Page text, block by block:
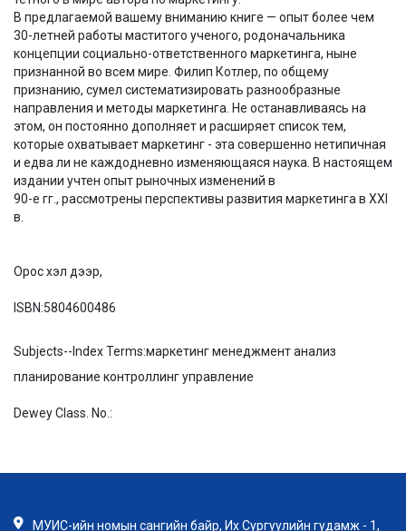
В предлагаемой вашему вниманию книге — опыт более чем
30-летней работы маститого ученого, родоначальника
концепции социально-ответственного маркетинга, ныне
признанной во всем мире. Филип Котлер, по общему
признанию, сумел систематизировать разнообразные
направления и методы маркетинга. Не останавливаясь на
этом, он постоянно дополняет и расширяет список тем,
которые охватывает маркетинг - эта совершенно нетипичная
и едва ли не каждодневно изменяющаяся наука. В настоящем
издании учтен опыт рыночных изменений в
90-е гг., рассмотрены перспективы развития маркетинга в ХХІ
в.
Орос хэл дээр,
ISBN:5804600486
Subjects--Index Terms:маркетинг менеджмент анализ
планирование контроллинг управление
Dewey Class. No.:
МУИС-ийн номын сангийн байр, Их Сургуулийн гудамж - 1,